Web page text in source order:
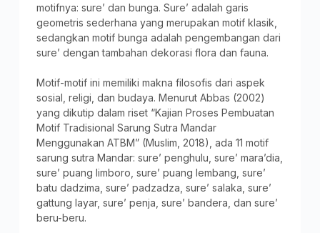
motifnya: sure’ dan bunga. Sure’ adalah garis
geometris sederhana yang merupakan motif klasik,
sedangkan motif bunga adalah pengembangan dari
sure’ dengan tambahan dekorasi flora dan fauna.
Motif-motif ini memiliki makna filosofis dari aspek
sosial, religi, dan budaya. Menurut Abbas (2002)
yang dikutip dalam riset “Kajian Proses Pembuatan
Motif Tradisional Sarung Sutra Mandar
Menggunakan ATBM” (Muslim, 2018), ada 11 motif
sarung sutra Mandar: sure’ penghulu, sure’ mara’dia,
sure’ puang limboro, sure’ puang lembang, sure’
batu dadzima, sure’ padzadza, sure’ salaka, sure’
gattung layar, sure’ penja, sure’ bandera, dan sure’
beru-beru.